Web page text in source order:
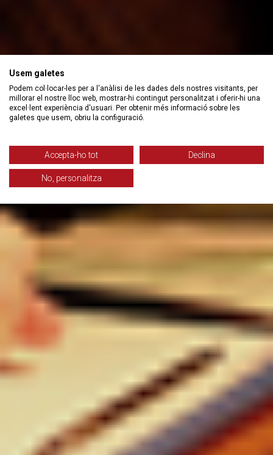
Usem galetes
Podem col·locar-les per a l'anàlisi de les dades dels nostres visitants, per
millorar el nostre lloc web, mostrar-hi contingut personalitzat i oferir-hi una
excel·lent experiència d'usuari. Per obtenir més informació sobre les
galetes que usem, obriu la configuració.
Accepta-ho tot Declina
No, personalitza